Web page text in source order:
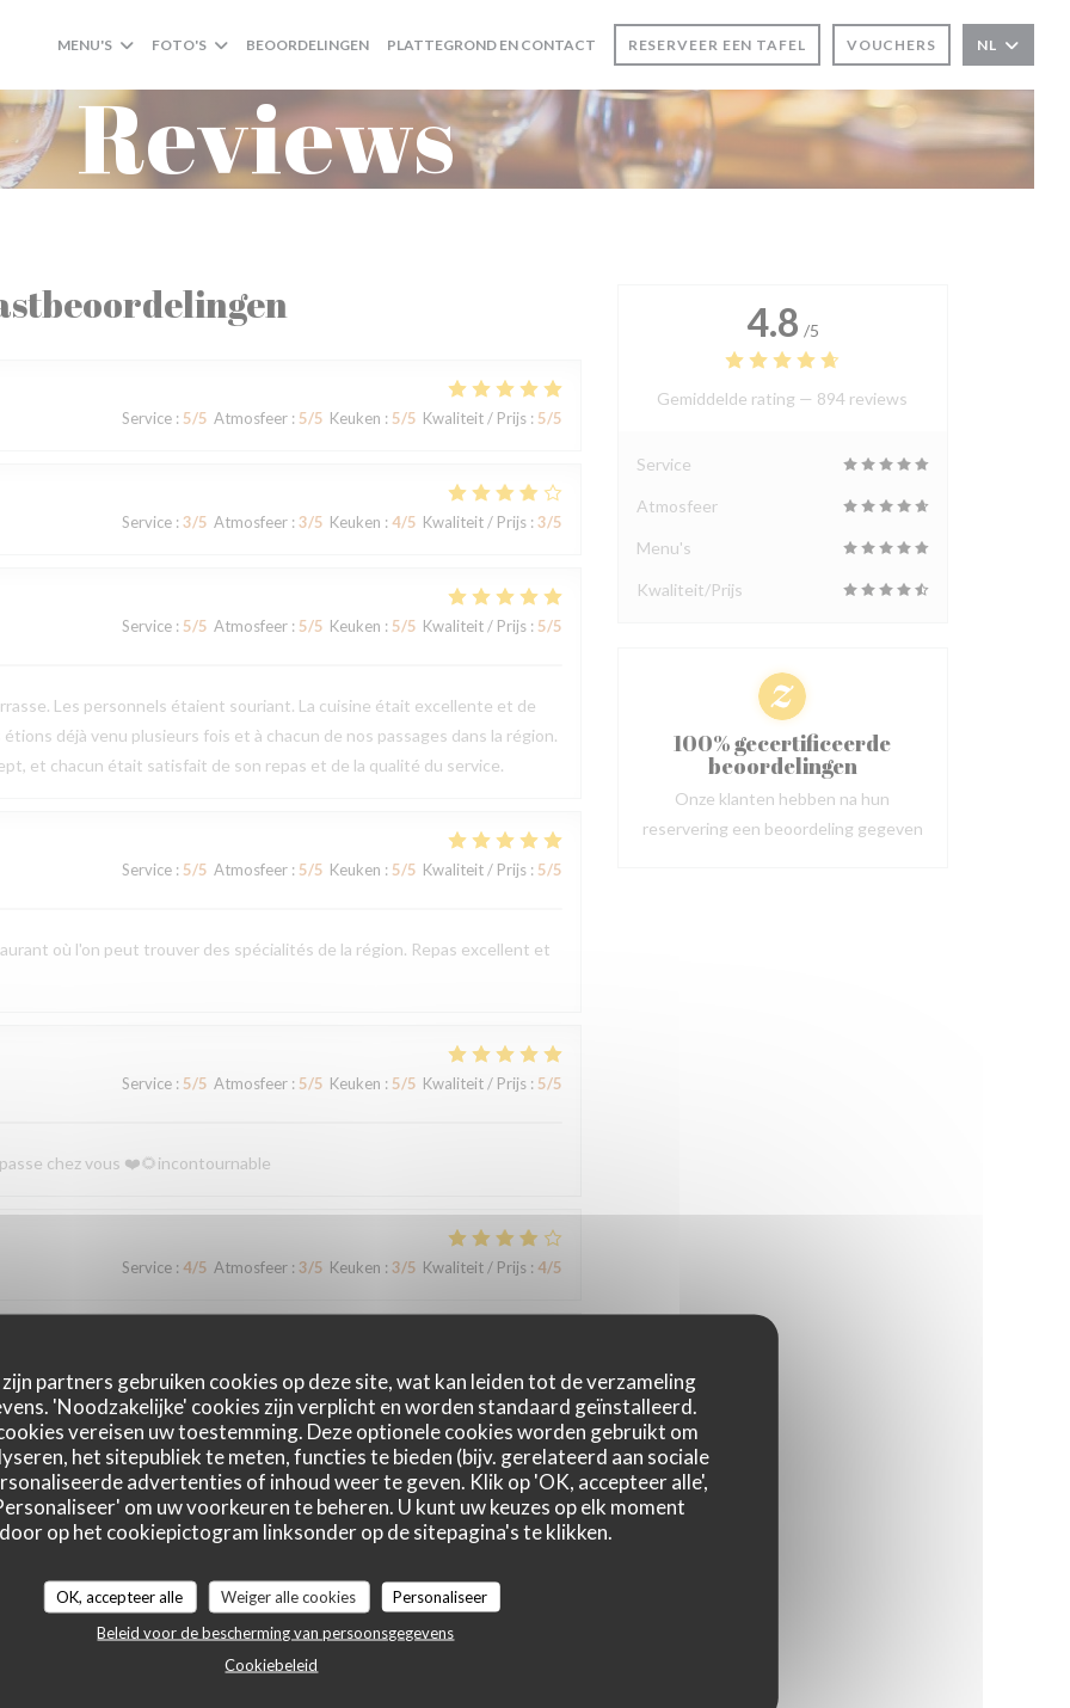
partners gebruiken cookies op deze site, wat kan leiden tot de verzameling
'Noodzakelijke' cookies zijn verplicht en worden standaard geïnstalleerd.
vereisen uw toestemming. Deze optionele cookies worden gebruikt om
het sitepubliek te meten, functies te bieden (bijv. gerelateerd aan sociale
advertenties of inhoud weer te geven. Klik op 'OK, accepteer alle',
om uw voorkeuren te beheren. U kunt uw keuzes op elk moment
op het cookiepictogram linksonder op de sitepagina's te klikken.
OK, accepteer alle Weiger alle cookies
Personaliseer
Beleid voor de bescherming van persoonsgegevens
Cookiebeleid
MENU'S FOTO'S BEOORDELINGEN PLATTEGROND EN CONTACT RESERVEER EEN TAFEL VOUCHERS NL
Reviews
Service: 5/5 Atmosfeer: 5/5 Keuken : 5/5 Kwaliteit / Prijs: 5/5
Service: 3/5 Atmosfeer: 3/5 Keuken : 4/5 Kwaliteit / Prijs: 3/5
Service: 5/5 Atmosfeer: 5/5 Keuken : 5/5 Kwaliteit / Prijs: 5/5
Les personnels étaient souriant. La cuisine était excellente et de
déjà venu plusieurs fois et à chacun de nos passages dans la région.
et chacun était satisfait de son repas et de la qualité du service.
Service: 5/5 Atmosfeer: 5/5 Keuken : 5/5 Kwaliteit / Prijs: 5/5
où l'on peut trouver des spécialités de la région. Repas excellent et
Service: 5/5 Atmosfeer: 5/5 Keuken : 5/5 Kwaliteit / Prijs: 5/5
chez vous ❤️🌻incontournable
Service: 4/5 Atmosfeer: 3/5 Keuken : 3/5 Kwaliteit / Prijs: 4/5
Service: Atmosfeer /5 Keuken Kwaliteit / Prijs : /5
et fort sympathiques
très gras et de qualité très moyenne
4.8 /5
Gemiddelde rating — 894 reviews
Service
Atmosfeer
Menu's
Kwaliteit/Prijs
100% gecertificeerde
beoordelingen
Onze klanten hebben na hun
reservering een beoordeling gegeven